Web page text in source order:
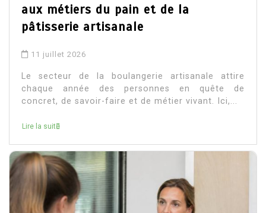
aux métiers du pain et de la
pâtisserie artisanale
11 juillet 2026
Le secteur de la boulangerie artisanale attire
chaque année des personnes en quête de
concret, de savoir-faire et de métier vivant. Ici,...
Lire la suite